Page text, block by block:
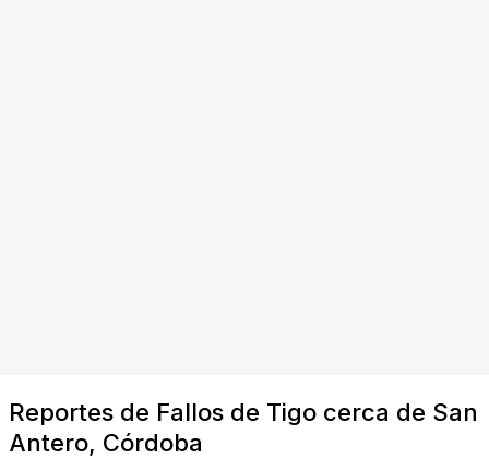
Reportes de Fallos de Tigo cerca de San
Antero, Córdoba